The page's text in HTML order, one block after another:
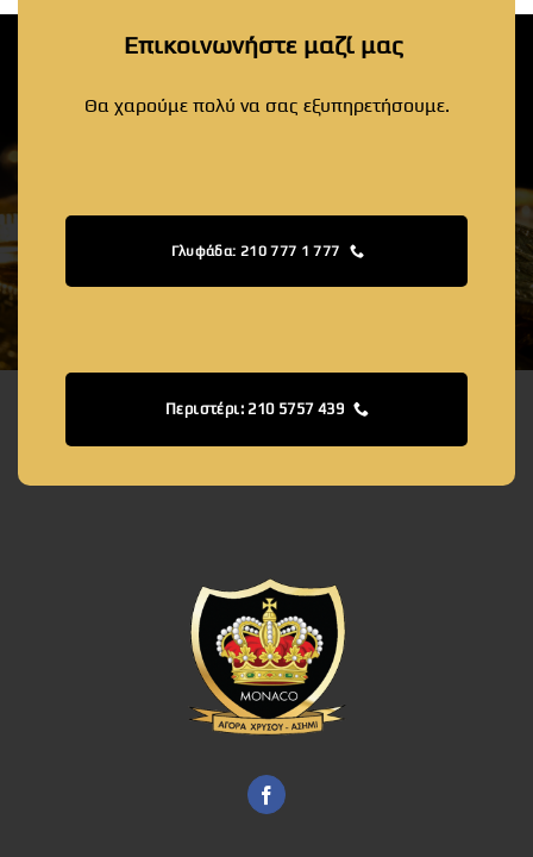
Επικοινωνήστε μαζί μας
Θα χαρούμε πολύ να σας εξυπηρετήσουμε.
Γλυφάδα: 210 777 1 777
Περιστέρι: 210 5757 439